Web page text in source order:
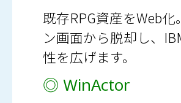
既存RPG資産をWeb化
ン画面から脱却し、
性を広げます。
◎ WinActor